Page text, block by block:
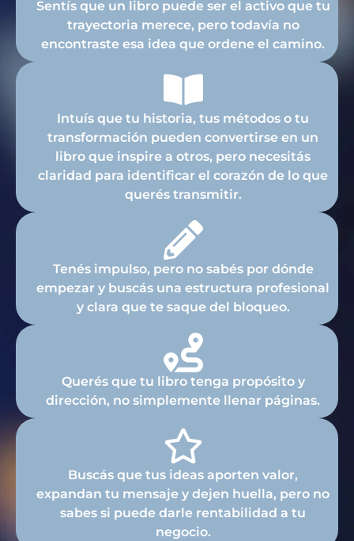
Sentís que un libro puede ser el activo que tu
trayectoria merece, pero todavía no
encontraste esa idea que ordene el camino.
Intuís que tu historia, tus métodos o tu
transformación pueden convertirse en un
libro que inspire a otros, pero necesitás
claridad para identificar el corazón de lo que
querés transmitir.
Tenés impulso, pero no sabés por dónde
empezar y buscás una estructura profesional
y clara que te saque del bloqueo.
Querés que tu libro tenga propósito y
dirección, no simplemente llenar páginas.
Buscás que tus ideas aporten valor,
expandan tu mensaje y dejen huella, pero no
sabes si puede darle rentabilidad a tu
negocio.